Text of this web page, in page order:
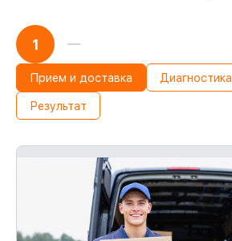
1
Прием и доставка Диагностика
Результат